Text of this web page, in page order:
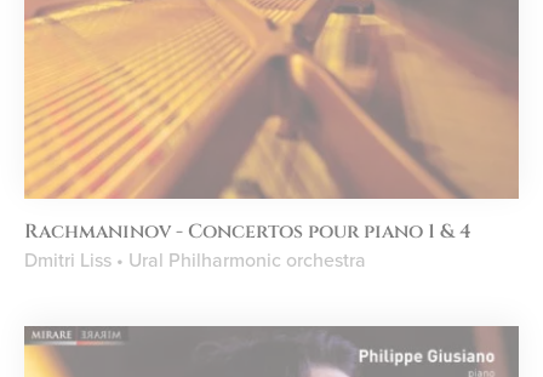
Rachmaninov - Concertos pour piano 1 & 4
Dmitri Liss • Ural Philharmonic orchestra